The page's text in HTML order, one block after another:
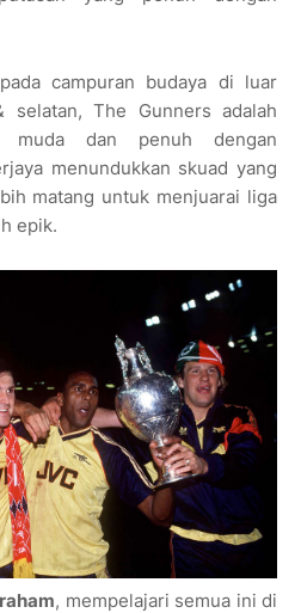
campuran budaya di luar
selatan, The Gunners adalah
muda dan penuh dengan
menundukkan skuad yang
matang untuk menjuarai liga
epik.
, mempelajari semua ini di